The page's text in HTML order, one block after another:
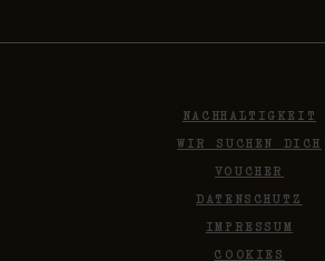
NACHHALTIGKEIT
WIR SUCHEN DICH
VOUCHER
DATENSCHUTZ
IMPRESSUM
COOKIES